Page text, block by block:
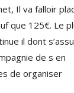
Il va falloir
que 125€. Le
il dont
de s en
de organiser